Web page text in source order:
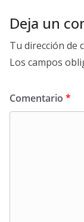
Deja un
Tu dirección de
Los campos
Comentario *